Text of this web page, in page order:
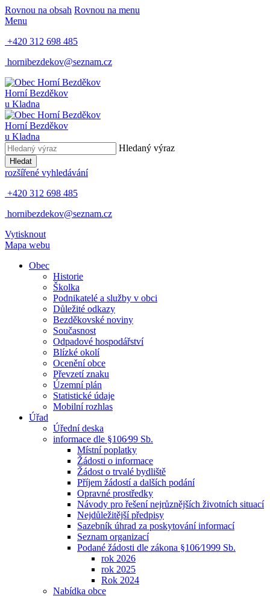
Rovnou na obsah Rovnou na menu
Menu
+420 312 698 485
hornibezdekov@seznam.cz
Horní Bezděkov
u Kladna
Horní Bezděkov
u Kladna
Hledaný výraz
Hledat
rozšířené vyhledávání
+420 312 698 485
hornibezdekov@seznam.cz
Vytisknout
Mapa webu
Obec
Historie
Školka
Podnikatelé a služby v obci
Důležité odkazy
Bezděkovské noviny
Současnost
Odpadové hospodářství
Blízké okolí
Ocenění obce
Převzetí znaku
Územní plán
Statistické údaje
Mobilní rozhlas
Úřad
Úřední deska
informace dle §106⁄99 Sb.
Místní poplatky
Žádosti o informace
Žádost o trvalé bydliště
Příjem žádostí a dalších podání
Opravné prostředky
Návody pro řešení nejrůznějších životních situací
Nejdůležitější předpisy
Sazebník úhrad za poskytování informací
Seznam organizací
Podané žádosti dle zákona §106⁄1999 Sb.
rok 2026
rok 2025
Rok 2024
Nabídka obce